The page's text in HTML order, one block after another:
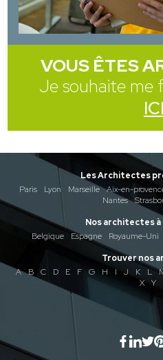
VOUS ÊTES
Je souhaite me
ICI
Les Architectes
Paris
Lyon Marseille Aix-en-
Nantes
Nos architectes
Belgique
Espagne Royaume-Uni
Trouver nos
A
B C D E F G H I J K L
X
Y